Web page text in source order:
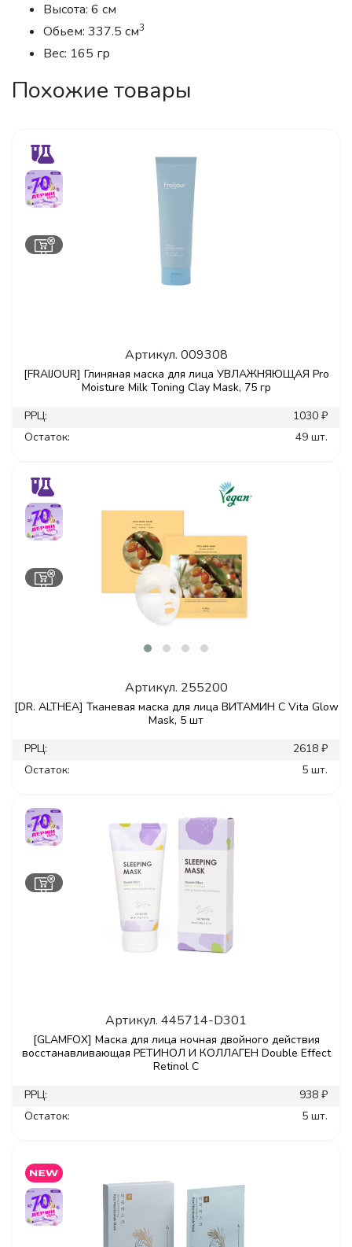
Высота: 6 см
Обьем: 337.5 см3
Вес: 165 гр
Похожие товары
Артикул. 009308
[FRAIJOUR] Глиняная маска для лица УВЛАЖНЯЮЩАЯ Pro
Moisture Milk Toning Clay Mask, 75 гр
РРЦ:
1030 ₽
Остаток:
49 шт.
Артикул. 255200
[DR. ALTHEA] Тканевая маска для лица ВИТАМИН С Vita Glow
Mask, 5 шт
РРЦ:
2618 ₽
Остаток:
5 шт.
Артикул. 445714-D301
[GLAMFOX] Маска для лица ночная двойного действия
восстанавливающая РЕТИНОЛ И КОЛЛАГЕН Double Effect
Retinol C
РРЦ:
938 ₽
Остаток:
5 шт.